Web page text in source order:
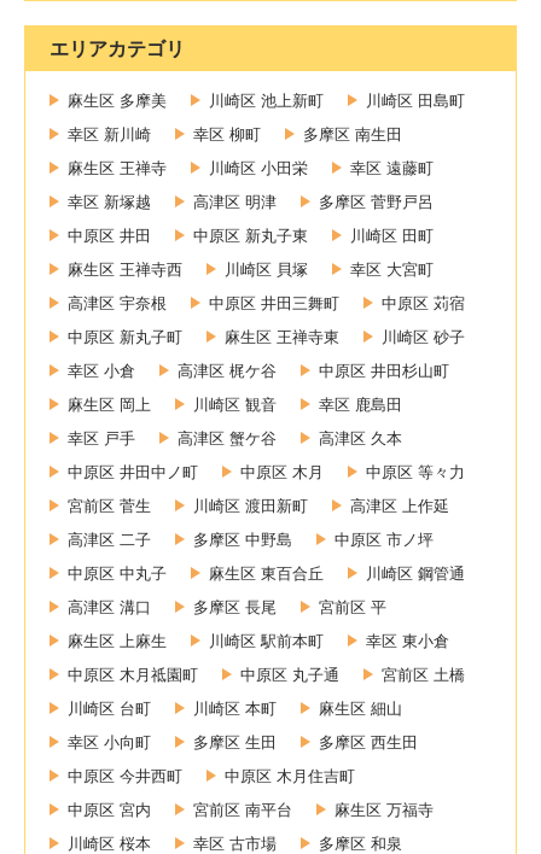
エリアカテゴリ
麻生区 多摩美 川崎区 池上新町
川崎区 田島町
幸区 新川崎
幸区 柳町
多摩区 南生田
麻生区 王禅寺
川崎区 小田栄
幸区 遠藤町
幸区 新塚越
高津区 明津
多摩区 菅野戸呂
中原区 井田
中原区 新丸子東
川崎区 田町
麻生区 王禅寺西
川崎区 貝塚
幸区 大宮町
高津区 宇奈根
中原区 井田三舞町
中原区 苅宿
中原区 新丸子町
麻生区 王禅寺東
川崎区 砂子
幸区 小倉
高津区 梶ケ谷
中原区 井田杉山町
麻生区 岡上
川崎区 観音
幸区 鹿島田
幸区 戸手
高津区 蟹ケ谷
高津区 久本
中原区 井田中ノ町
中原区 木月
中原区 等々力
宮前区 菅生
川崎区 渡田新町
高津区 上作延
高津区 二子
多摩区 中野島
中原区 市ノ坪
中原区 中丸子
麻生区 東百合丘
川崎区 鋼管通
高津区 溝口
多摩区 長尾
宮前区 平
麻生区 上麻生
川崎区 駅前本町
幸区 東小倉
中原区 木月祗園町
中原区 丸子通
宮前区 土橋
川崎区 台町
川崎区 本町
麻生区 細山
幸区 小向町
多摩区 生田
多摩区 西生田
中原区 今井西町
中原区 木月住吉町
中原区 宮内
宮前区 南平台
麻生区 万福寺
川崎区 桜本
幸区 古市場
多摩区 和泉